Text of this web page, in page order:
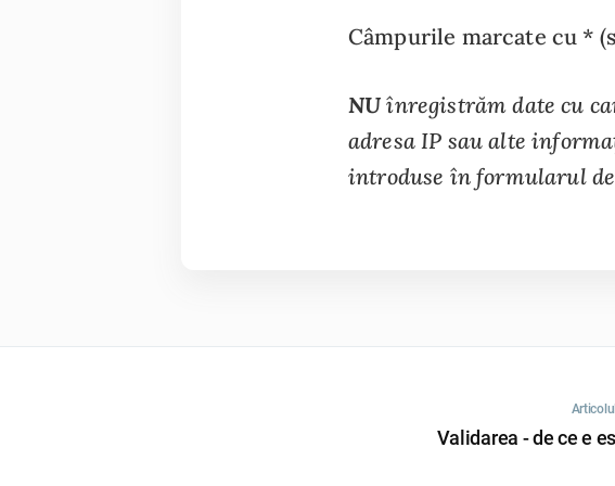
Câmpurile marcate cu *
NUînregistrăm date cu
adresa IP sau alte
introduse în formularul
Validarea - de ce e